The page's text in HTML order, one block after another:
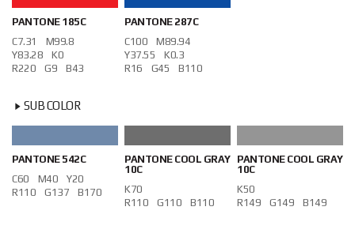
PANTONE 185C
C7.31 M99.8
Y83.28 K0
R220 G9 B43
PANTONE 287C
C100 M89.94
Y37.55 K0.3
R16 G45 B110
SUB COLOR
PANTONE 542C
C60 M40 Y20
R110 G137 B170
PANTONE COOL GRAY
10C
K70
R110 G110 B110
PANTONE COOL GRAY
10C
K50
R149 G149 B149